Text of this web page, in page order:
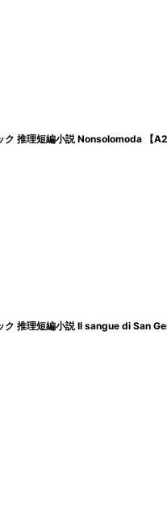
ク 推理短編小説 Nonsolomoda 【A2
ク 推理短編小説 Il sangue di San